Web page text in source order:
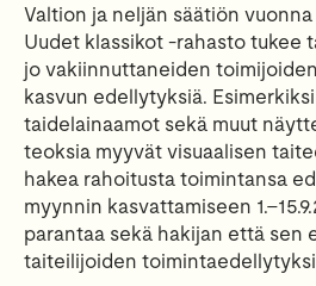
Valtion ja neljän säätiön
Uudet klassikot -rahasto tukee
jo vakiinnuttaneiden
kasvun edellytyksiä.
taidelainaamot sekä muut
teoksia myyvät visuaalisen
hakea rahoitusta toimintansa
myynnin kasvattamiseen
parantaa sekä hakijan että sen
taiteilijoiden